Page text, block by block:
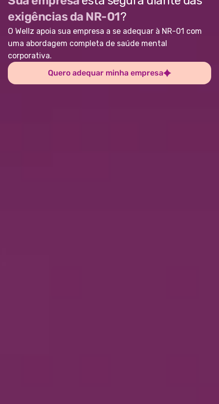
exigências da NR-01?
O Wellz apoia sua empresa a se adequar à NR-01 com
uma abordagem completa de saúde mental
corporativa.
Quero adequar minha empresa